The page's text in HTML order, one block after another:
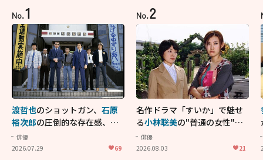
No.1
渡哲也のショットガン、 石原
裕次郎の圧倒的な存在感、 舘
ひろし
ン！"大門軍団"のカッコよさ
俳優
2026.07.29
69
No.2
名作ドラマ「すいか」で魅せ
る小林聡美の"普通の女性"が
大人に刺さる...映画「かもめ
食堂」にも通じる静かな芝居
俳優
2026.08.03
21